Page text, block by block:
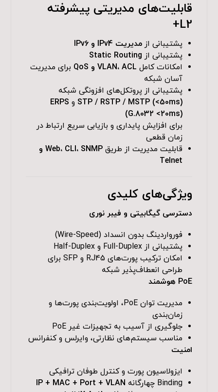
قابلیت‌های مدیریتی پیشرفته
L2+
پشتیبانی ازمدیریت IPv4 و IPv6
پشتیبانی از Static Routing
امکانات کامل VLAN، ACL و QoS
برای مدیریت
آسان شبکه
پشتیبانی از پروتکل‌های افزونگی شبکه
STP / RSTP / MSTP (<50ms) و ERPS
(G.8032 <20ms)
برای افزایش پایداری و بازیابی سریع ارتباط در
زمان قطعی
قابلیت مدیریت از طریق
Web، CLI، SNMP و
Telnet
ویژگی‌های کلیدی
دسترسی گیگابیتی و فیبر نوری
فورواردینگ بدون انسداد (Wire-Speed)
پشتیبانی از Full-Duplex و Half-Duplex
امکان ترکیب پورت‌های RJ45 و SFP برای
طراحی انعطاف‌پذیر شبکه
PoE هوشمند
مدیریت توان PoE، اولویت‌بندی پورت‌ها و
زمان‌بندی
جلوگیری از آسیب به تجهیزات غیر PoE
مناسب سیستم‌های نظارتی، وایرلس و کنفرانس
امنیت
ایزولاسیون پورت و کنترل طوفان ترافیکی
Binding چهارگانه
IP + MAC + Port + VLAN